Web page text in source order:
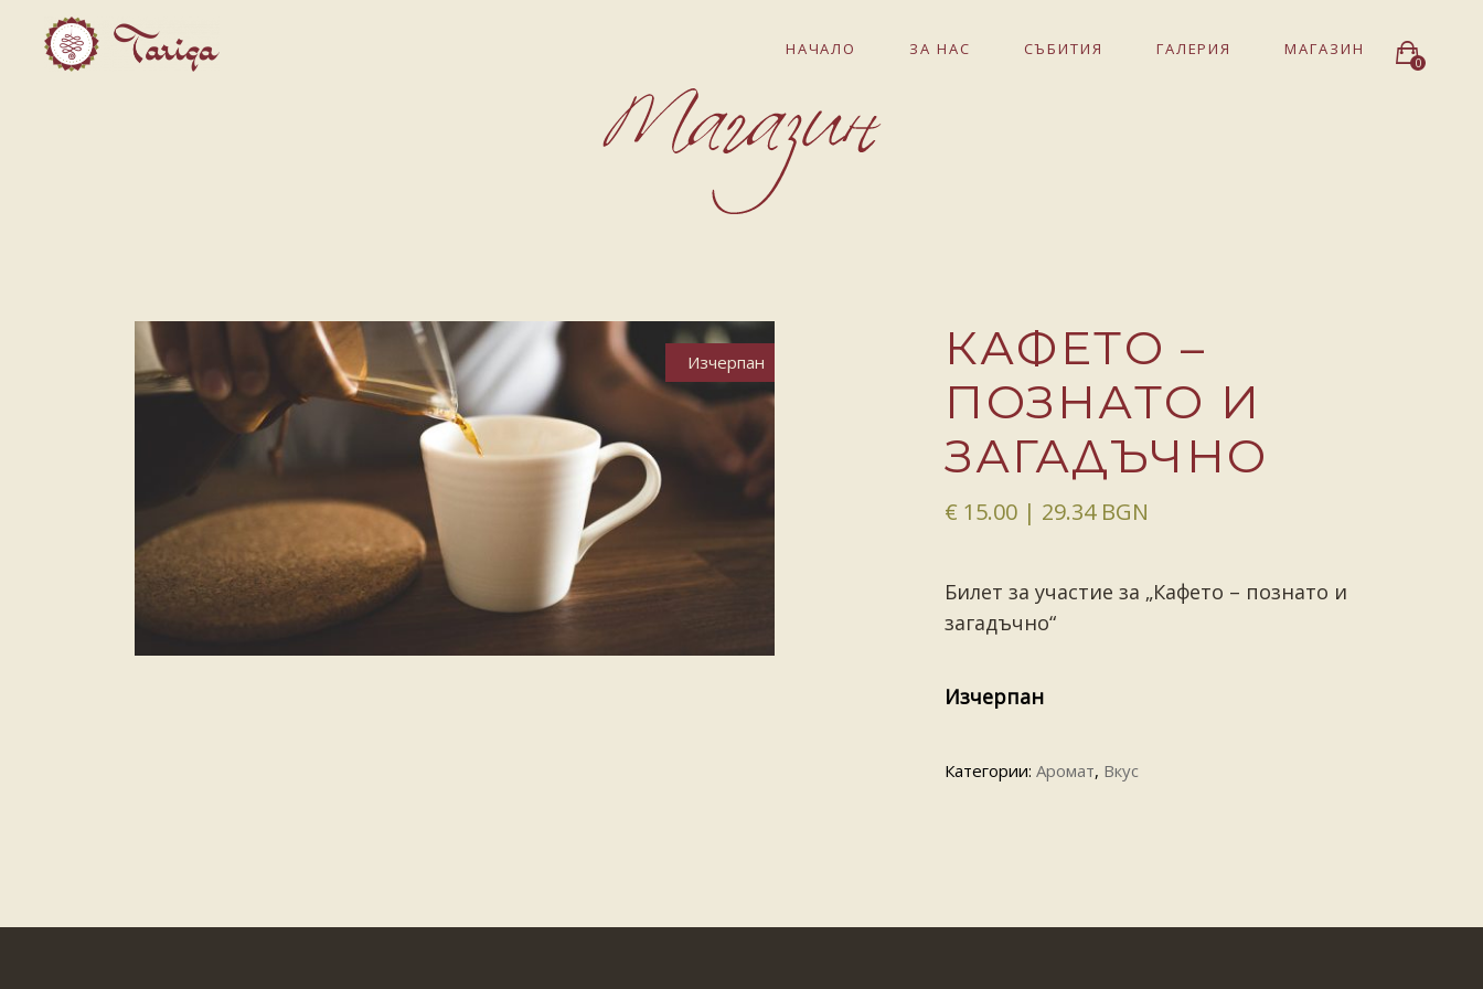
НАЧАЛО ЗА НАС СЪБИТИЯ ГАЛЕРИЯ МАГАЗИН
0
Изчерпан
КАФЕТО –
ПОЗНАТО И
ЗАГАДЪЧНО
€ 15.00 | 29.34 BGN
Билет за участие за „Кафето – познато и
загадъчно“
Изчерпан
Категории: Aромат, Вкус